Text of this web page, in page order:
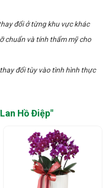
đổi ở từng khu vực khác
chuẩn và tính thẩm mỹ cho
đổi tùy vào tình hình thực
Lan Hồ Điệp"